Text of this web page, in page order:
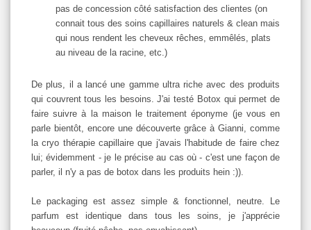
pas de concession côté satisfaction des clientes (on
connait tous des soins capillaires naturels & clean mais
qui nous rendent les cheveux rêches, emmêlés, plats
au niveau de la racine, etc.)
De plus, il a lancé une gamme ultra riche avec des produits
qui couvrent tous les besoins. J'ai testé Botox qui permet de
faire suivre à la maison le traitement éponyme (je vous en
parle bientôt, encore une découverte grâce à Gianni, comme
la cryo thérapie capillaire que j'avais l'habitude de faire chez
lui; évidemment - je le précise au cas où - c'est une façon de
parler, il n'y a pas de botox dans les produits hein :)).
Le packaging est assez simple & fonctionnel, neutre. Le
parfum est identique dans tous les soins, je j'apprécie